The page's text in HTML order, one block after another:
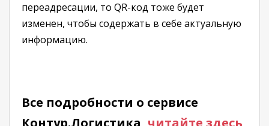
переадресации, то QR-код тоже будет
изменен, чтобы содержать в себе актуальную
информацию.
Все подробности о сервисе